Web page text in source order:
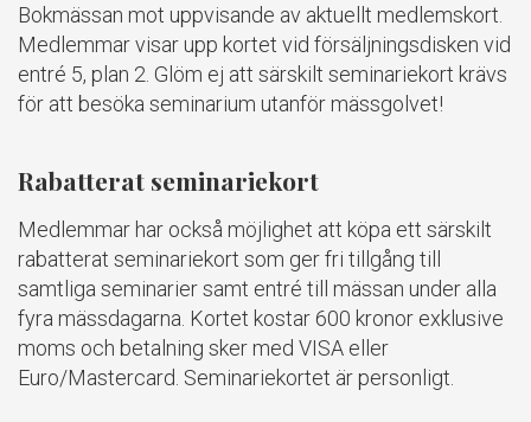
Bokmässan mot uppvisande av aktuellt medlemskort.
Medlemmar visar upp kortet vid försäljningsdisken vid
entré 5, plan 2. Glöm ej att särskilt seminariekort krävs
för att besöka seminarium utanför mässgolvet!
Rabatterat seminariekort
Medlemmar har också möjlighet att köpa ett särskilt
rabatterat seminariekort som ger fri tillgång till
samtliga seminarier samt entré till mässan under alla
fyra mässdagarna. Kortet kostar 600 kronor exklusive
moms och betalning sker med VISA eller
Euro/Mastercard. Seminariekortet är personligt.